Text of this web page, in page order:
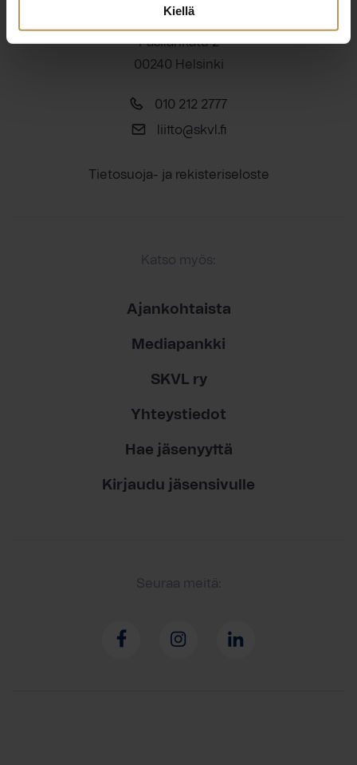
Kiellä
Finlands Fastighetsmäklare rf
Pasilankatu 2
00240 Helsinki
010 212 2777
liitto@skvl.fi
Tietosuoja- ja rekisteriseloste
Katso myös:
Ajankohtaista
Mediapankki
SKVL ry
Yhteystiedot
Hae jäsenyyttä
Kirjaudu jäsensivulle
Seuraa meitä: